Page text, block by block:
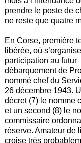
prendre le poste de
ne reste que quatre
En Corse, première
libérée, où
participation au futur
débarquement de
nommé chef du
26 décembre 1943.
décret (7) le nomme
et un second (8) le
commissaire
réserve. Amateur de
croise très